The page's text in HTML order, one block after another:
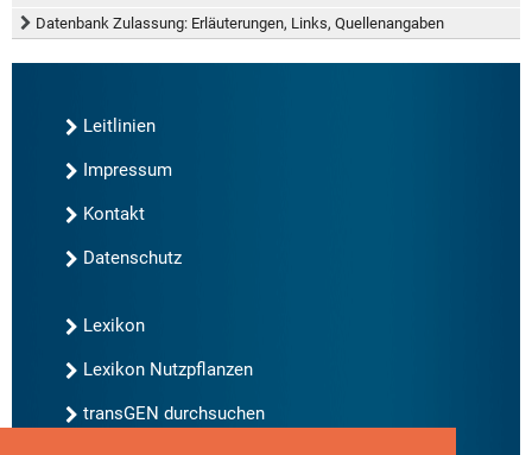
Datenbank Zulassung: Erläuterungen, Links, Quellenangaben
Leitlinien
Impressum
Kontakt
Datenschutz
Lexikon
Lexikon Nutzpflanzen
transGEN durchsuchen